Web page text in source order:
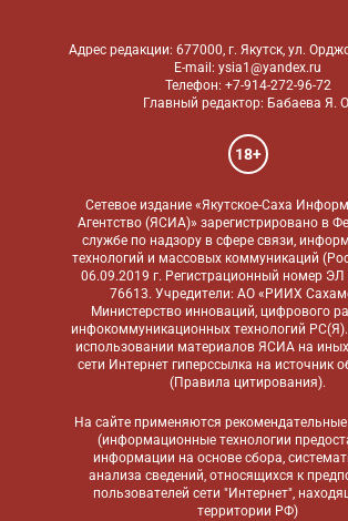
Адрес редакции: 677000, г. Якутск, ул.
E-mail: ysia1@yandex.ru
Телефон: +7-914-272-96-72
Главный редактор: Бабаева Я.
18+
Сетевое издание «Якутское-Саха
Агентство (ЯСИА)» зарегистрировано в
службе по надзору в сфере связи,
технологий и массовых коммуникаций
06.09.2019 г. Регистрационный номер
76613. Учредители: АО «РИИХ
Министерство инноваций, цифрового
инфокоммуникационных технологий
использовании материалов ЯСИА на иных
сети Интернет гиперссылка на источник
(Правила цитирования).
На сайте применяются рекомендательные
(информационные технологии
информации на основе сбора,
анализа сведений, относящихся к
пользователей сети "Интернет",
территории РФ)